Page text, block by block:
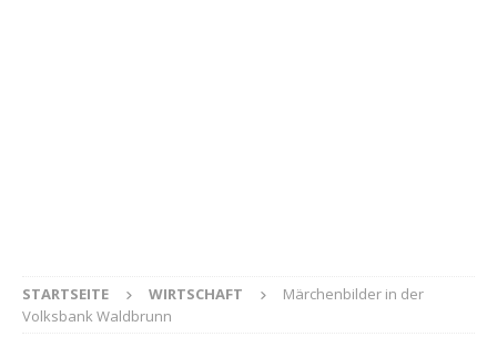
STARTSEITE WIRTSCHAFT
Märchenbilder in der
Volksbank Waldbrunn